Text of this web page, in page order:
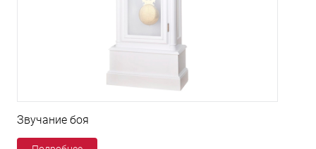
Звучание боя